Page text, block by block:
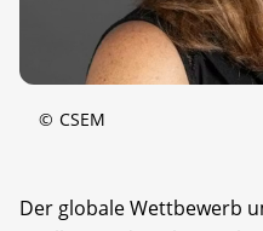
© CSEM
Der globale Wettbewerb